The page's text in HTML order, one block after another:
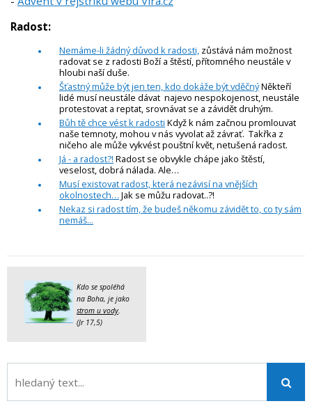
Radost:
Nemáme-li žádný důvod k radosti, zůstává nám možnost
radovat se z radosti Boží a štěstí, přítomného neustále v
hloubi naší duše.
Šťastný může být jen ten, kdo dokáže být vděčnýNěkteří
lidé musí neustále dávat najevo nespokojenost, neustále
protestovat a reptat, srovnávat se a závidět druhým.
Bůh tě chce vést k radosti Když k nám začnou promlouvat
naše temnoty, mohou v nás vyvolat až závrať. Takřka z
ničeho ale může vykvést pouštní květ, netušená radost.
Já - a radost?! Radost se obvykle chápe jako štěstí,
veselost, dobrá nálada. Ale…
Musí existovat radost, která nezávisí na vnějších
okolnostech… Jak se můžu radovat..?!
Nekaz si radost tím, že budeš někomu závidět to, co ty sám
nemáš...
Kdo se spoléhá
na Boha, je jako
strom u vody.
(Jr 17,5)